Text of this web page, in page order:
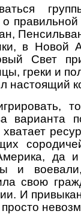
о
в
Свет
греки и
настоящий
варианта
да
и воевали,
свою
И